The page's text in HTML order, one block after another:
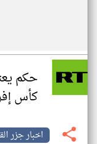
حكم
كأس
اخبار جزر